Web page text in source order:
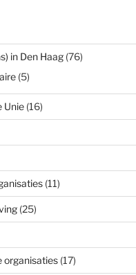
in Den Haag(76)
(5)
Unie(16)
(11)
(25)
organisaties(17)